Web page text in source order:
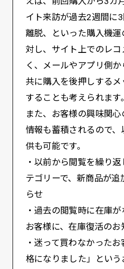
イト来訪が過去2週間に
離脱、といった購入機
対し、サイト上でのレ
く、メールやアプリ側
共に購入を後押しするメ
することも考えられます。
また、お客様の興味関
情報も蓄積されるので
供も可能です。
・以前から閲覧を繰り
テゴリーで、新商品が追
らせ
・過去の閲覧時に在庫
お客様に、在庫復活のお
・迷って買わなかった
格になりました」という